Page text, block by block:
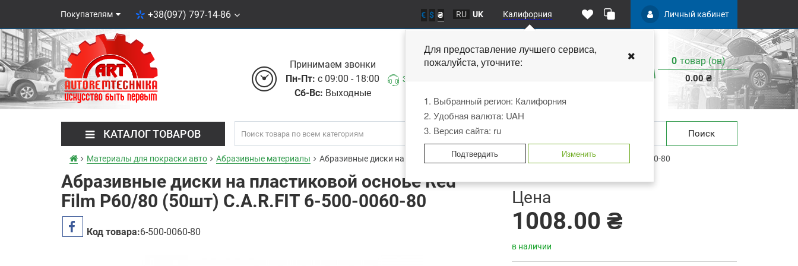
Покупателям +38(097) 797-14-86 € $ ₴ RU UK Калифорния
Для предоставление лучшегосервиса,
пожалуйста, уточните:
1. Выбранный регион: Калифорния
2. Удобная валюта: UAH
3. Версия сайта: ru
Подтвердить Изменить
Личный кабинет
Принимаем звонки
Пн-Пт: с 09:00 - 18:00
Сб-Вс: Выходные
Заказать звонок
0 товар (ов)
0.00 ₴
КАТАЛОГ ТОВАРОВ Поиск
Материалы для покраски авто Абразивные материалы Абразивные диски на пластиковой основе Red Film P60/80 (50шт) C.A.R.FIT 6-500-0060-80
Абразивные диски на пластиковой основе Red
Film P60/80 (50шт) C.A.R.FIT 6-500-0060-80
Код товара:6-500-0060-80
Цена
1008.00 ₴
в наличии